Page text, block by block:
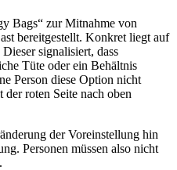
Bags“ zur Mitnahme von
bereitgestellt. Konkret liegt auf
signalisiert, dass
Tüte oder ein Behältnis
Person diese Option nicht
roten Seite nach oben
der Voreinstellung hin
Personen müssen also nicht